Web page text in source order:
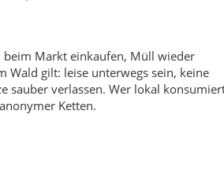
In Saray findest du solide
frisches Brot, Börek, Simit – und
gehst, achte auf die einfachen
so typisch sind: weil sie den Tag